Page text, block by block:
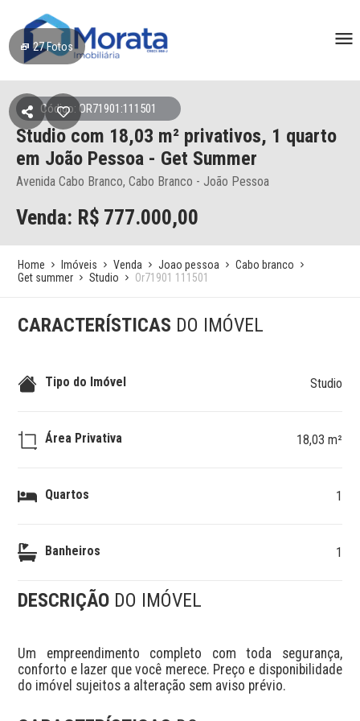
27Fotos
Código: OR71901:111501
Studio com 18,03 m² privativos, 1 quarto
em João Pessoa - Get Summer
Avenida Cabo Branco, Cabo Branco - João Pessoa
Venda: R$ 777.000,00
Home Imóveis Venda Joao pessoa
Cabo branco
Get summer
Studio Or71901 111501
CARACTERÍSTICAS DO IMÓVEL
Tipo do Imóvel Studio
Área Privativa 18,03 m²
Quartos 1
Banheiros 1
DESCRIÇÃO DO IMÓVEL
Um empreendimento completo com toda segurança,
conforto e lazer que você merece. Preço e disponibilidade
do imóvel sujeitos a alteração sem aviso prévio.